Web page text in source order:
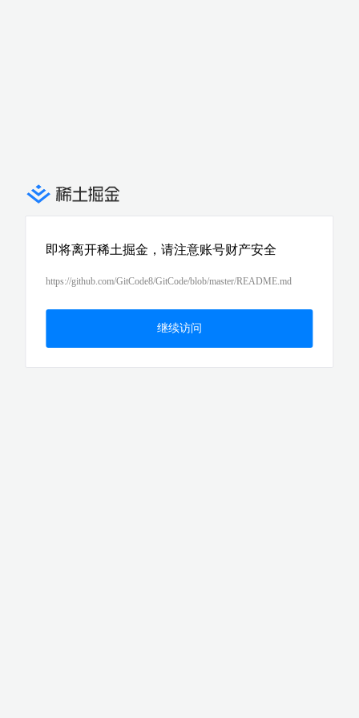
即将离开稀土掘金，请注意账号财产安全
https://github.com/GitCode8/GitCode/blob/master/README.md
继续访问